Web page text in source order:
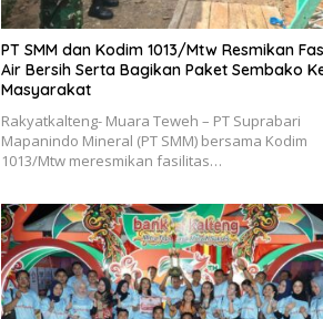
PT SMM dan Kodim 1013/Mtw Resmikan
Air Bersih Serta Bagikan Paket Sembako
Masyarakat
Rakyatkalteng- Muara Teweh – PT Suprabari
Mapanindo Mineral (PT SMM) bersama Kodim
1013/Mtw meresmikan fasilitas…